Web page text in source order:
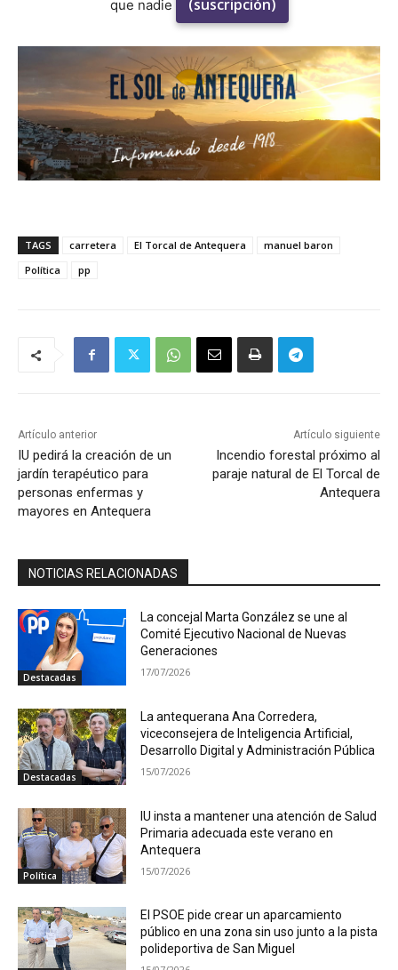
que nadie
(suscripción)
TAGS carretera El Torcal de Antequera
manuel baron
Política
pp
Artículo anterior
IU pedirá la creación de un
jardín terapéutico para
personas enfermas y
mayores en Antequera
Artículo siguiente
Incendio forestal próximo al
paraje natural de El Torcal de
Antequera
NOTICIAS RELACIONADAS
Destacadas
La concejal Marta González se une al
Comité Ejecutivo Nacional de Nuevas
Generaciones
17/07/2026
Destacadas
La antequerana Ana Corredera,
viceconsejera de Inteligencia Artificial,
Desarrollo Digital y Administración Pública
15/07/2026
Política
IU insta a mantener una atención de Salud
Primaria adecuada este verano en
Antequera
15/07/2026
El PSOE pide crear un aparcamiento
público en una zona sin uso junto a la pista
polideportiva de San Miguel